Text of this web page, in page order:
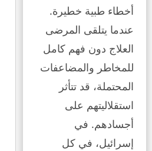
أخطاء طبية خطيرة.
عندما يتلقى المرضى
العلاج دون فهم كامل
للمخاطر والمضاعفات
المحتملة، قد تتأثر
استقلاليتهم على
أجسادهم. في
إسرائيل، في كل